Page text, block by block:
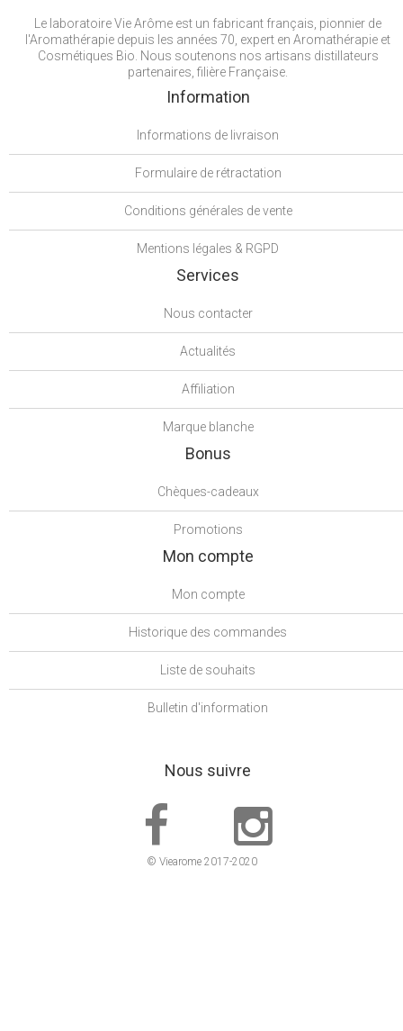
Le laboratoire Vie Arôme est un fabricant français, pionnier de
l'Aromathérapie depuis les années 70, expert en Aromathérapie et
Cosmétiques Bio. Nous soutenons nos artisans distillateurs
partenaires, filière Française.
Information
Informations de livraison
Formulaire de rétractation
Conditions générales de vente
Mentions légales & RGPD
Services
Nous contacter
Actualités
Affiliation
Marque blanche
Bonus
Chèques-cadeaux
Promotions
Mon compte
Mon compte
Historique des commandes
Liste de souhaits
Bulletin d'information
Nous suivre
© Viearome 2017-2020